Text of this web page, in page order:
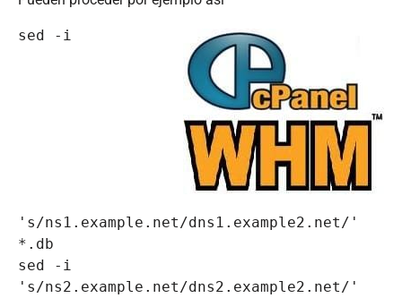
sed -i
's/ns1.example.net/dns1.example2.net/'
*.db
sed -i
's/ns2.example.net/dns2.example2.net/'